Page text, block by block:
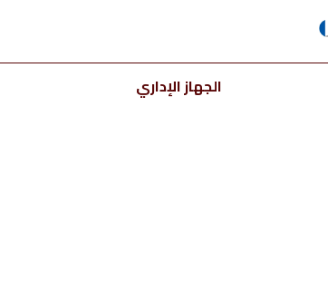
الجهاز الإداري